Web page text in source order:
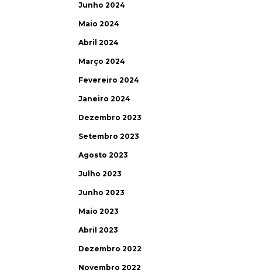
Junho 2024
Maio 2024
Abril 2024
Março 2024
Fevereiro 2024
Janeiro 2024
Dezembro 2023
Setembro 2023
Agosto 2023
Julho 2023
Junho 2023
Maio 2023
Abril 2023
Dezembro 2022
Novembro 2022